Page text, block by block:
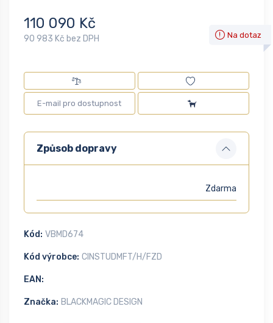
110 090 Kč
90 983 Kč bez DPH Na dotaz
Způsob dopravy
Zdarma
Kód: VBMD674
Kód výrobce: CINSTUDMFT/H/FZD
EAN:
Značka: BLACKMAGIC DESIGN